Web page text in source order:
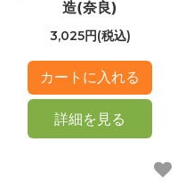
造(奈良)
3,025円(税込)
詳細を見る